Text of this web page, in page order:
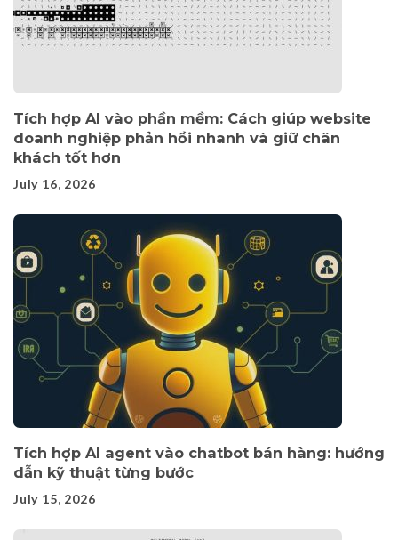
Tích hợp AI vào phần mềm: Cách giúp website
doanh nghiệp phản hồi nhanh và giữ chân
khách tốt hơn
July 16, 2026
Tích hợp AI agent vào chatbot bán hàng: hướng
dẫn kỹ thuật từng bước
July 15, 2026